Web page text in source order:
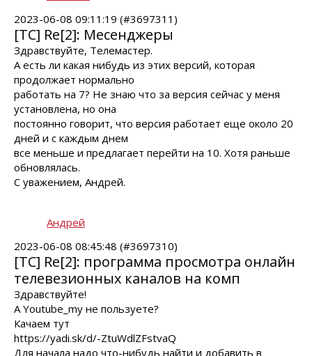
2023-06-08 09:11:19 (#3697311)
[TC] Re[2]: Месенджеры
Здравствуйте, Телемастер.
А есть ли какая нибудь из этих версий, которая
продолжает нормально
работать на 7? Не знаю что за версия сейчас у меня
установлена, но она
постоянно говорит, что версия работает еще около 20
дней и с каждым днем
все меньше и предлагает перейти на 10. Хотя раньше
обновлялась.
С уважением, Андрей.
Андрей
2023-06-08 08:45:48 (#3697310)
[TC] Re[2]: программа просмотра онлайн
телевезионных каналов на комп
Здравствуйте!
А Youtube_my не пользуете?
Качаем тут
https://yadi.sk/d/-ZtuWdlZFstvaQ
Для начала надо что-нибудь найти и добавить в